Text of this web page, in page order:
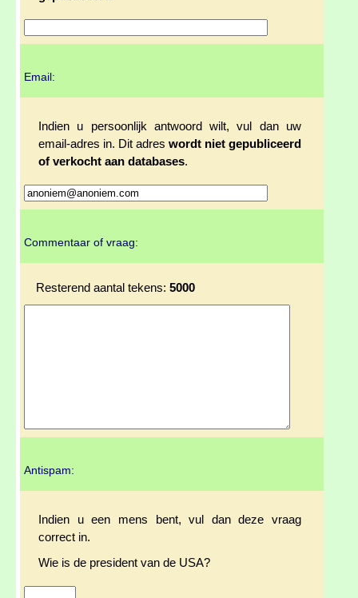
Email:
Indien u persoonlijk antwoord wilt, vul dan uw
email-adres in. Dit adres wordt niet gepubliceerd
of verkocht aan databases.
Commentaar of vraag:
Resterend aantal tekens: 5000
Antispam:
Indien u een mens bent, vul dan deze vraag
correct in.
Wie is de president van de USA?